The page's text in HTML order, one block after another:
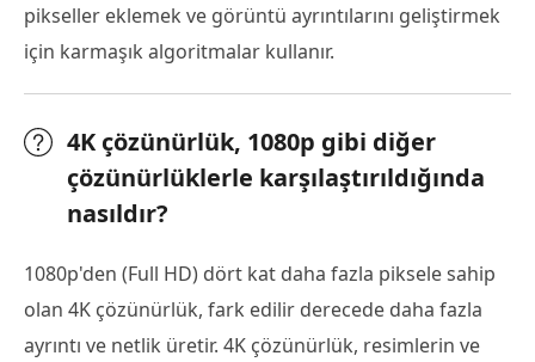
pikseller eklemek ve görüntü ayrıntılarını geliştirmek
için karmaşık algoritmalar kullanır.
4K çözünürlük, 1080p gibi diğer
çözünürlüklerle karşılaştırıldığında
nasıldır?
1080p'den (Full HD) dört kat daha fazla piksele sahip
olan 4K çözünürlük, fark edilir derecede daha fazla
ayrıntı ve netlik üretir. 4K çözünürlük, resimlerin ve